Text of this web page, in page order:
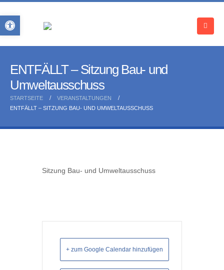
ENTFÄLLT – Sitzung Bau- und
Umweltausschuss
STARTSEITE
VERANSTALTUNGEN
ENTFÄLLT – SITZUNG BAU- UND UMWELTAUSSCHUSS
Sitzung Bau- und Umweltausschuss
+ zum Google Calendar hinzufügen
Open toolbar